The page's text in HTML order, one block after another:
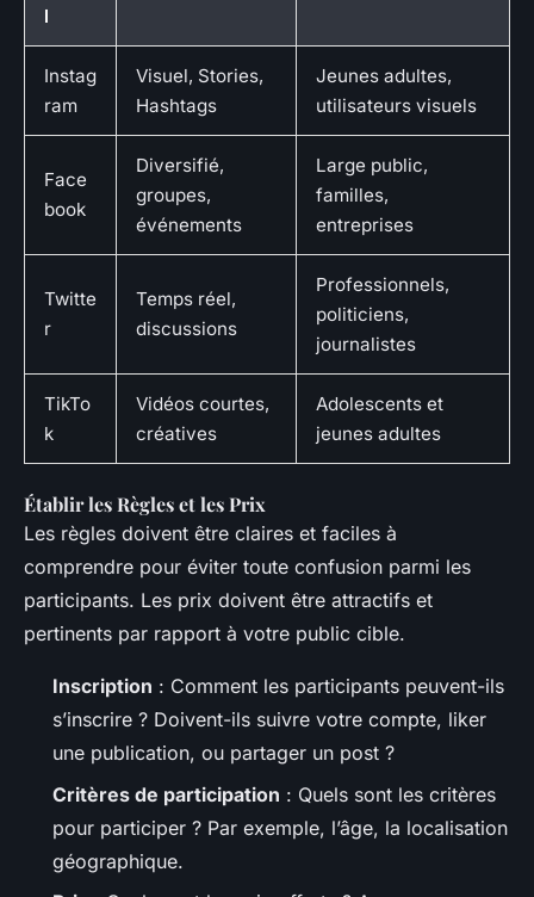
l
Instag
ram
Visuel, Stories,
Hashtags
Jeunes adultes,
utilisateurs visuels
Face
book
Diversifié,
groupes,
événements
Large public,
familles,
entreprises
Twitte
r
Temps réel,
discussions
Professionnels,
politiciens,
journalistes
TikTo
k
Vidéos courtes,
créatives
Adolescents et
jeunes adultes
Établir les Règles et les Prix
Les règles doivent être claires et faciles à
comprendre pour éviter toute confusion parmi les
participants. Les prix doivent être attractifs et
pertinents par rapport à votre public cible.
Inscription : Comment les participants peuvent-ils
s’inscrire ? Doivent-ils suivre votre compte, liker
une publication, ou partager un post ?
Critères de participation : Quels sont les critères
pour participer ? Par exemple, l’âge, la localisation
géographique.